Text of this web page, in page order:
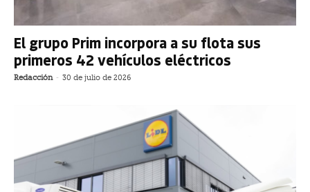
El grupo Prim incorpora a su flota sus
primeros 42 vehículos eléctricos
Redacción - 30 de julio de 2026